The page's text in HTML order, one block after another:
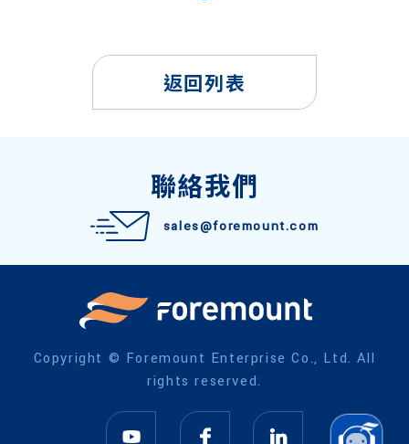
返回列表
聯絡我們
sales@foremount.com
Copyright © Foremount Enterprise Co., Ltd. All
rights reserved.